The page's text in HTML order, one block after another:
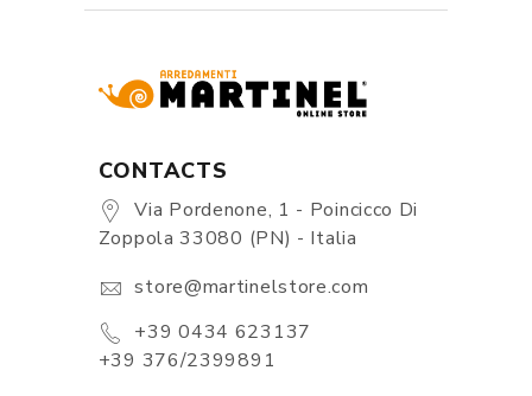
CONTACTS
Via Pordenone, 1 - Poincicco Di
Zoppola 33080 (PN) - Italia
store@martinelstore.com
+39 0434 623137
+39 376/2399891